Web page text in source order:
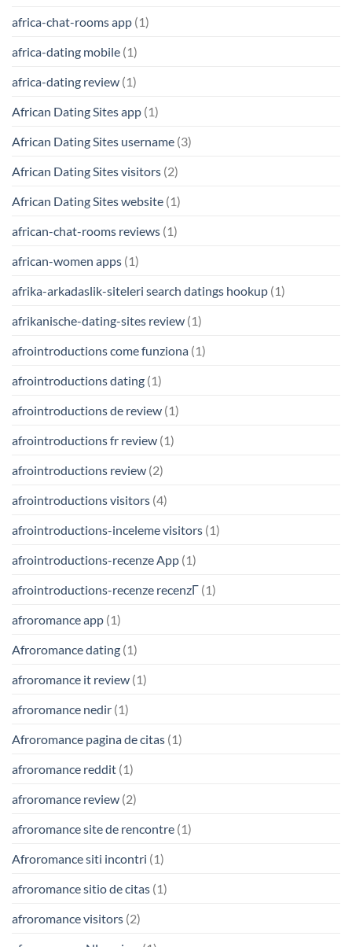
africa-chat-rooms app (1)
africa-dating mobile (1)
africa-dating review (1)
African Dating Sites app (1)
African Dating Sites username (3)
African Dating Sites visitors (2)
African Dating Sites website (1)
african-chat-rooms reviews (1)
african-women apps (1)
afrika-arkadaslik-siteleri search datings hookup (1)
afrikanische-dating-sites review (1)
afrointroductions come funziona (1)
afrointroductions dating (1)
afrointroductions de review (1)
afrointroductions fr review (1)
afrointroductions review (2)
afrointroductions visitors (4)
afrointroductions-inceleme visitors (1)
afrointroductions-recenze App (1)
afrointroductions-recenze recenzГ­ (1)
afroromance app (1)
Afroromance dating (1)
afroromance it review (1)
afroromance nedir (1)
Afroromance pagina de citas (1)
afroromance reddit (1)
afroromance review (2)
afroromance site de rencontre (1)
Afroromance siti incontri (1)
afroromance sitio de citas (1)
afroromance visitors (2)